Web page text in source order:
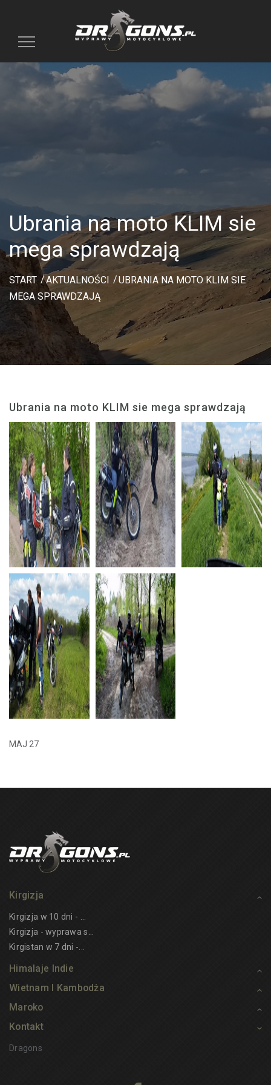
Toggle
Ubrania na moto KLIM sie
mega sprawdzają
START AKTUALNOŚCI
UBRANIA NA MOTO KLIM SIE
MEGA SPRAWDZAJĄ
Ubrania na moto KLIM sie mega sprawdzają
MAJ 27
Kirgizja
Kirgizja w 10 dni - ...
Kirgizja - wyprawa s...
Kirgistan w 7 dni -...
Himalaje Indie
Wietnam I Kambodża
Maroko
Kontakt
Dragons